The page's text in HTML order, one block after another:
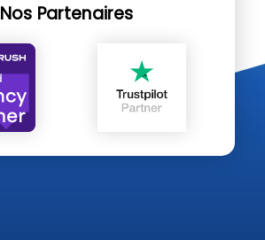
Nos Partenaires